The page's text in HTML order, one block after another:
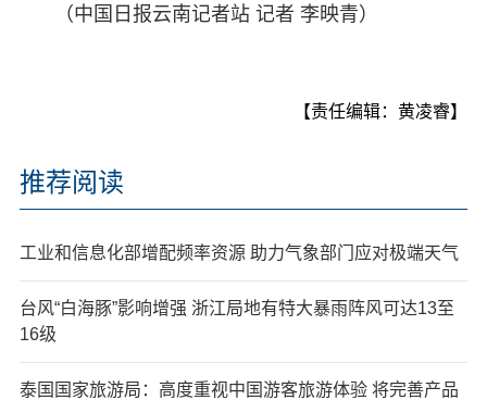
（中国日报云南记者站 记者 李映青）
【责任编辑：黄凌睿】
推荐阅读
工业和信息化部增配频率资源 助力气象部门应对极端天气
台风“白海豚”影响增强 浙江局地有特大暴雨阵风可达13至
16级
泰国国家旅游局：高度重视中国游客旅游体验 将完善产品